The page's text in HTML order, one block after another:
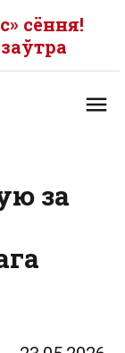
сёння!
за